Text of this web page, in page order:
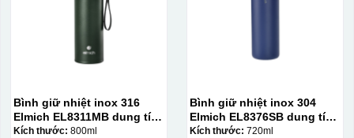
Bình giữ nhiệt inox 316
Elmich EL8311MB dung tích
800ml
Kích thước: 800ml
Bình giữ nhiệt inox 304
Elmich EL8376SB dung tích
720ml
Kích thước: 720ml